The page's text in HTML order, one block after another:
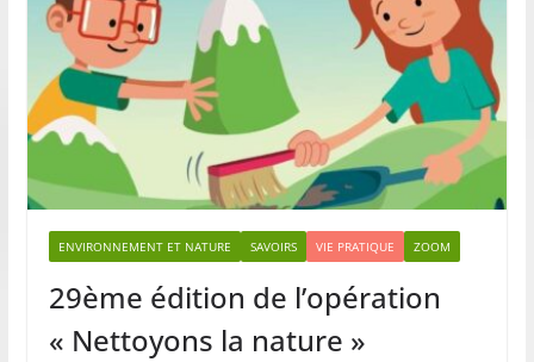
ENVIRONNEMENT ET NATURE SAVOIRS VIE PRATIQUE ZOOM
29ème édition de l’opération
« Nettoyons la nature »